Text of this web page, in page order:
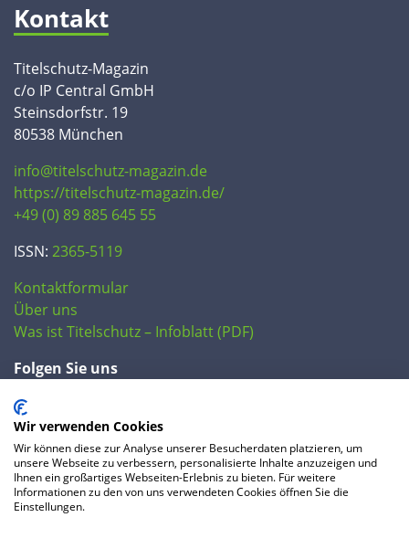
Kontakt
Titelschutz-Magazin
c/o IP Central GmbH
Steinsdorfstr. 19
80538 München
info@titelschutz-magazin.de
https://titelschutz-magazin.de/
+49 (0) 89 885 645 55
ISSN: 2365-5119
Kontaktformular
Über uns
Was ist Titelschutz – Infoblatt (PDF)
Folgen Sie uns
Wir verwenden Cookies
Wir können diese zur Analyse unserer Besucherdaten platzieren, um
unsere Webseite zu verbessern, personalisierte Inhalte anzuzeigen und
Ihnen ein großartiges Webseiten-Erlebnis zu bieten. Für weitere
Informationen zu den von uns verwendeten Cookies öffnen Sie die
Einstellungen.